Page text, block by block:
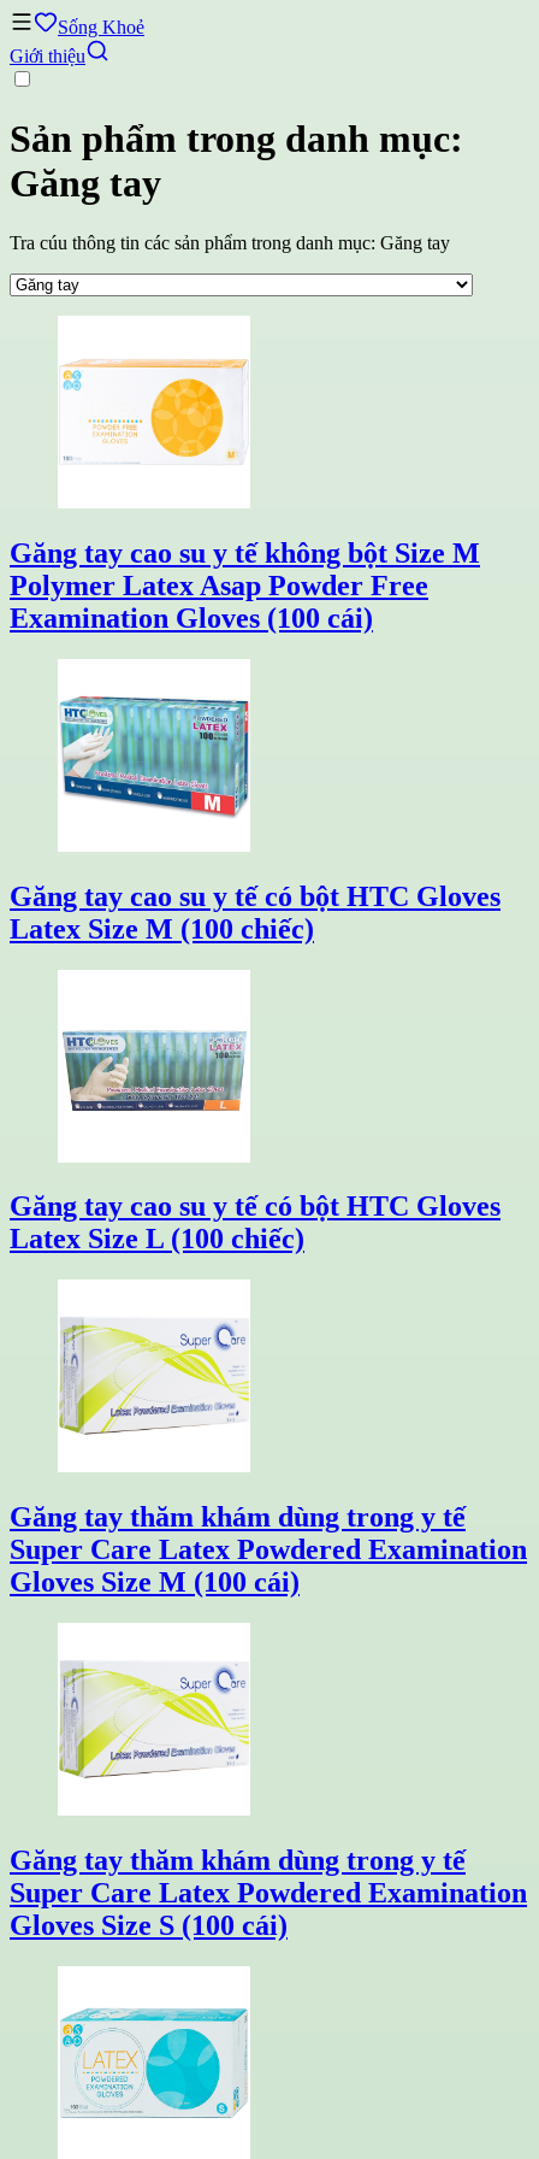
Sống Khoẻ
Giới thiệu
Sản phẩm trong danh mục:
Găng tay
Tra cúu thông tin các sản phẩm trong danh mục: Găng tay
Găng tay cao su y tế không bột Size M
Polymer Latex Asap Powder Free
Examination Gloves (100 cái)
Găng tay cao su y tế có bột HTC Gloves
Latex Size M (100 chiếc)
Găng tay cao su y tế có bột HTC Gloves
Latex Size L (100 chiếc)
Găng tay thăm khám dùng trong y tế
Super Care Latex Powdered Examination
Gloves Size M (100 cái)
Găng tay thăm khám dùng trong y tế
Super Care Latex Powdered Examination
Gloves Size S (100 cái)